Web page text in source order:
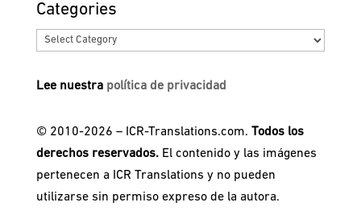
Categories
Categories
Lee nuestra política de privacidad
© 2010-2026 – ICR-Translations.com. Todos los
derechos reservados.El contenido y las imágenes
pertenecen a ICR Translations y no pueden
utilizarse sin permiso expreso de la autora.